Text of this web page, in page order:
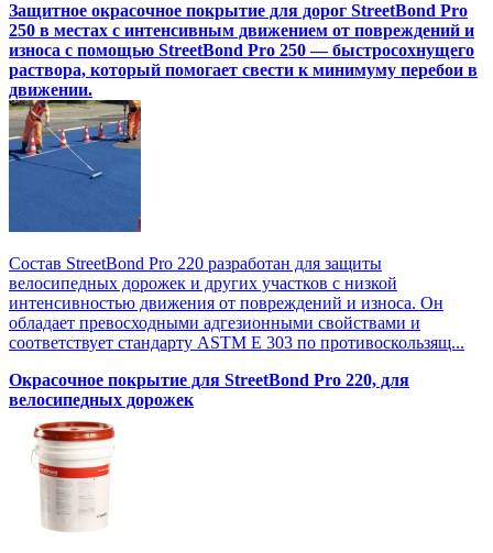
Защитное окрасочное покрытие для дорог StreetBond Pro
250 в местах с интенсивным движением от повреждений и
износа с помощью StreetBond Pro 250 — быстросохнущего
раствора, который помогает свести к минимуму перебои в
движении.
Состав StreetBond Pro 220 разработан для защиты
велосипедных дорожек и других участков с низкой
интенсивностью движения от повреждений и износа. Он
обладает превосходными адгезионными свойствами и
соответствует стандарту ASTM E 303 по противоскользящ...
Окрасочное покрытие для StreetBond Pro 220, для
велосипедных дорожек